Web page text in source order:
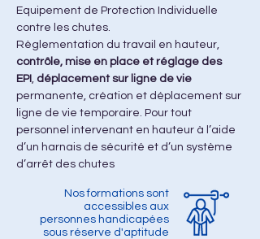
Equipement de Protection Individuelle
contre les chutes.
Règlementation du travail en hauteur,
contrôle, mise en place et réglage des
EPI, déplacement sur ligne de vie
permanente, création et déplacement sur
ligne de vie temporaire. Pour tout
personnel intervenant en hauteur à l’aide
d’un harnais de sécurité et d’un système
d’arrêt des chutes
Nos formations sont
accessibles aux
personnes handicapées
sous réserve d'aptitude